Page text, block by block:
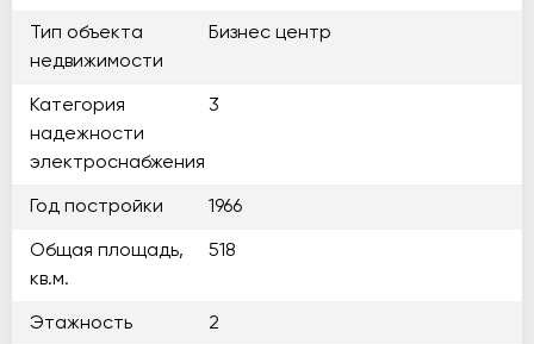
Тип объекта
недвижимости
Бизнес центр
Категория
надежности
электроснабжения
3
Год постройки 1966
Общая площадь,
кв.м.
518
Этажность 2